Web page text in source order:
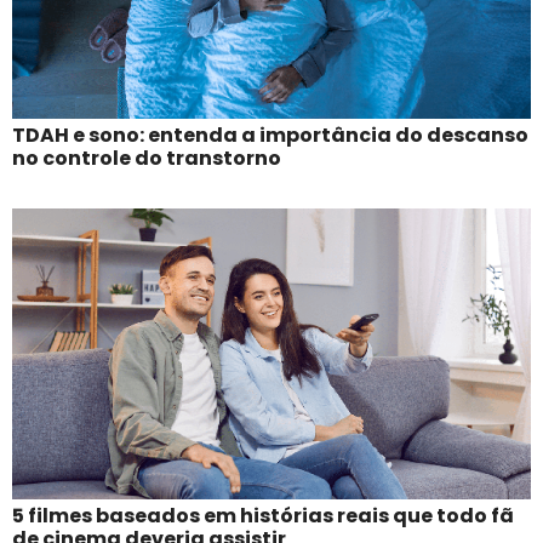
TDAH e sono: entenda a importância do descanso
no controle do transtorno
5 filmes baseados em histórias reais que todo fã